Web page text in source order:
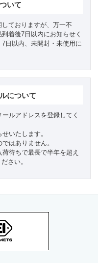
いて
ておりますが、万一不
着後7日以内にお知らせく
日以内、未開封・未使用に
について
ルアドレスを登録してく
いたします。
はありません。
待ちで最長で半年を超え
さい。